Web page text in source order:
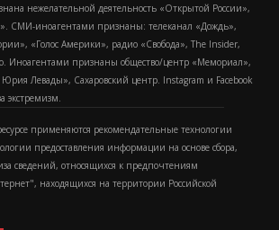
нежелательной деятельность «Открытой России»,
СМИ-иноагентами признаны: телеканал «Дождь»,
«Голос Америки», радио «Свобода», The Insider,
Иноагентами признаны общество/центр «Мемориал»,
Левады», Сахаровский центр. Instagram и Facebook
экстремизм.
применяются рекомендательные технологии
предоставления информации на основе сбора,
сведений, относящихся к предпочтениям
находящихся на территории Российской